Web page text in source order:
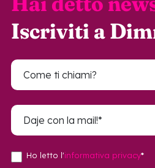
Iscriviti a
Ho letto l'informativa privacy*